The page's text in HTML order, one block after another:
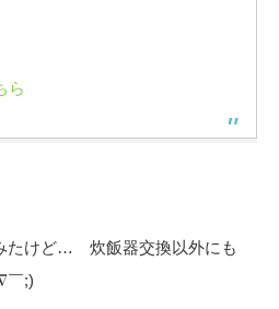
ら
たけど… 炊飯器交換以外にも
￣;)